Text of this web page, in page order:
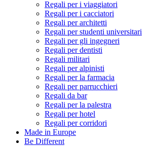
Regali per i viaggiatori
Regali per i cacciatori
Regali per architetti
Regali per studenti universitari
Regali per gli ingegneri
Regali per dentisti
Regali militari
Regali per alpinisti
Regali per la farmacia
Regali per parrucchieri
Regali da bar
Regali per la palestra
Regali per hotel
Regali per corridori
Made in Europe
Be Different